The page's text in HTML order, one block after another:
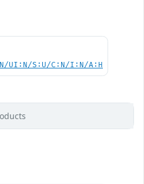
UI:N/S:U/C:N/I:N/A:H